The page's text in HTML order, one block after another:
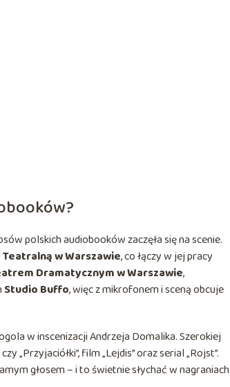
polskich audiobooków zaczęła się na scenie.
w Warszawie, co łączy w jej pracy
Dramatycznym w Warszawie,
Studio Buffo, więc z mikrofonem i sceną obcuje
w inscenizacji Andrzeja Domalika. Szerokiej
„Przyjaciółki”, film „Lejdis” oraz serial „Rojst”.
głosem – i to świetnie słychać w nagraniach